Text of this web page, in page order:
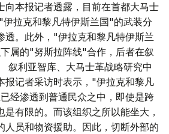
向本报记者透露，目前在首都大马士
拉克和黎凡特伊斯兰国"的武装分
透。此外，"伊拉克和黎凡特伊斯兰
属的"努斯拉阵线"合作，后者在叙
叙利亚智库、大马士革战略研究中
报记者采访时表示，"伊拉克和黎凡
经渗透到普通民众之中，即使是跨
有限的。而该组织之所以能坐大，
人员和物资援助。因此，切断外部的